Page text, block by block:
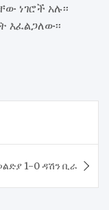
ነገሮች አሉ፡፡
1-0 ዳሽን ቢራ